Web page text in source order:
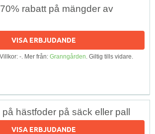
rabatt på mängder av
VISA ERBJUDANDE
Villkor: -. Mer från: Granngården. Giltig tills vidare.
hästfoder på säck eller pall
VISA ERBJUDANDE